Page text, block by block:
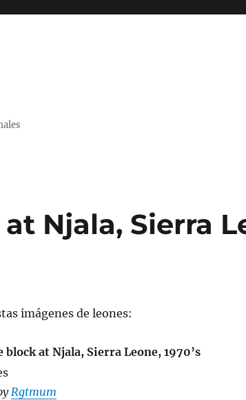
Njala, Sierra
imágenes de leones:
block at Njala, Sierra Leone, 1970’s
Rgtmum